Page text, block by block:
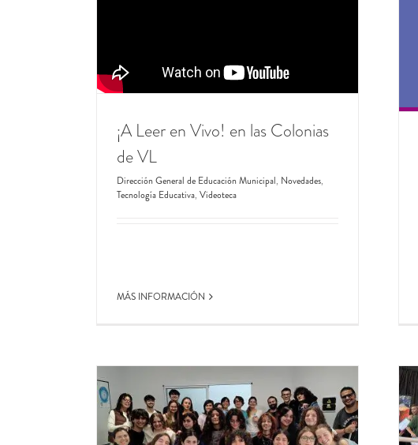
¡A Leer en Vivo! en las Colonias
de VL
Dirección General de Educación Municipal, Novedades,
Tecnología Educativa, Videoteca
MÁS INFORMACIÓN
Municipal Paula A. de Sarmiento
EGRESADOS DEL CENTRO MUNICIPAL DE
FORMACIÓN INTEGRAL